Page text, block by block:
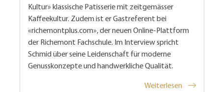
Kultur» klassische Patisserie mit zeitgemässer
Kaffeekultur. Zudem ist er Gastreferent bei
«richemontplus.com», der neuen Online-Plattform
der Richemont Fachschule. Im Interview spricht
Schmid über seine Leidenschaft für moderne
Genusskonzepte und handwerkliche Qualität.
Weiterlesen